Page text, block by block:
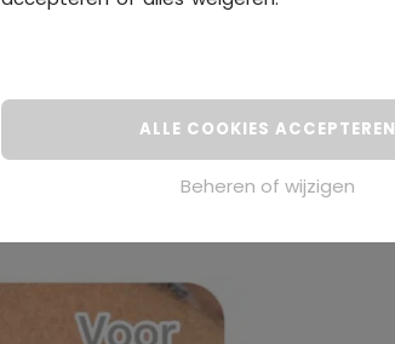
ALLE COOKIES ACCEPTEREN
Beheren of wijzigen